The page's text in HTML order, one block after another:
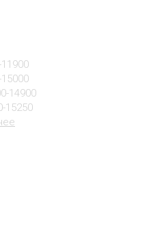
14900
15250